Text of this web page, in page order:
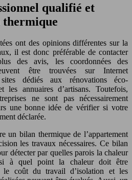
qualifié et
ont des opinions différentes sur la
il est donc préférable de contacter
des avis, les coordonnées des
être trouvées sur Internet
dédiés aux rénovations éco-
les annuaires d’artisans. Toutefois,
ne sont pas nécessairement
une bonne idée de vérifier si votre
déclarée.
un bilan thermique de l’appartement
les travaux nécessaires. Ce bilan
détecter par quelles parois la chaleur
à quel point la chaleur doit être
le coût du travail d’isolation et les